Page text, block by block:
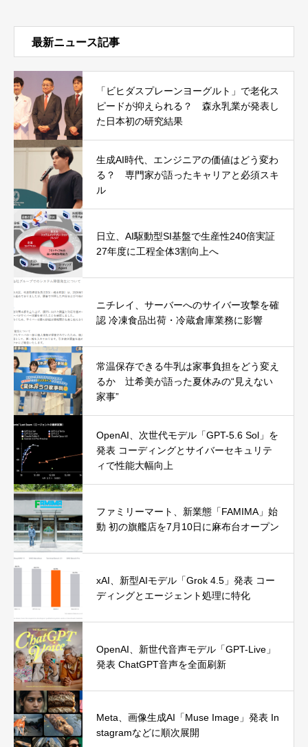
最新ニュース記事
「ビヒダスプレーンヨーグルト」で老化ス
ピードが抑えられる？ 森永乳業が発表し
た日本初の研究結果
生成AI時代、エンジニアの価値はどう変わ
る？ 専門家が語ったキャリアと必須スキ
ル
日立、AI駆動型SI基盤で生産性240倍実証
27年度に工程全体3割向上へ
ニチレイ、サーバーへのサイバー攻撃を確
認 冷凍食品出荷・冷蔵倉庫業務に影響
常温保存できる牛乳は家事負担をどう変え
るか 辻希美が語った夏休みの“見えない
家事”
OpenAI、次世代モデル「GPT-5.6 Sol」を
発表 コーディングとサイバーセキュリテ
ィで性能大幅向上
ファミリーマート、新業態「FAMIMA」始
動 初の旗艦店を7月10日に麻布台オープン
xAI、新型AIモデル「Grok 4.5」発表 コー
ディングとエージェント処理に特化
OpenAI、新世代音声モデル「GPT-Live」
発表 ChatGPT音声を全面刷新
Meta、画像生成AI「Muse Image」発表 In
stagramなどに順次展開